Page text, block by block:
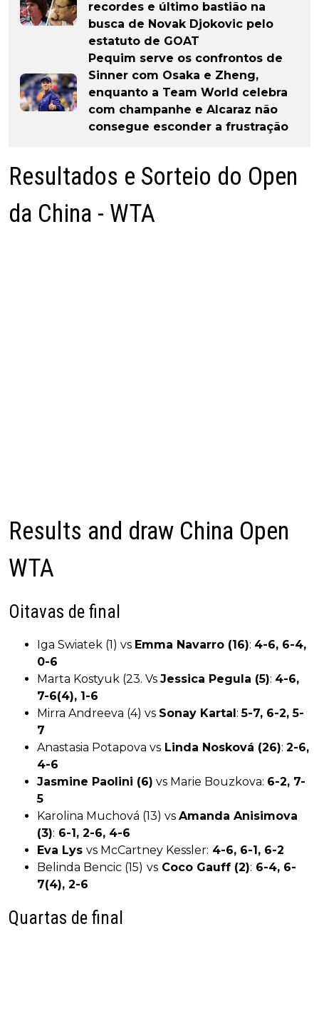
recordes e último bastião na
busca de Novak Djokovic pelo
estatuto de GOAT
Pequim serve os confrontos de
Sinner com Osaka e Zheng,
enquanto a Team World celebra
com champanhe e Alcaraz não
consegue esconder a frustração
Resultados e Sorteio do Open
da China - WTA
Results and draw China Open
WTA
Oitavas de final
Iga Swiatek (1) vs Emma Navarro (16): 4-6, 6-4,
0-6
Marta Kostyuk (23. Vs Jessica Pegula (5): 4-6,
7-6(4), 1-6
Mirra Andreeva (4) vs Sonay Kartal:5-7, 6-2, 5-
7
Anastasia Potapova vs Linda Nosková (26): 2-6,
4-6
Jasmine Paolini (6) vs Marie Bouzkova: 6-2, 7-
5
Karolina Muchová (13) vs Amanda Anisimova
(3): 6-1, 2-6, 4-6
Eva Lys vs McCartney Kessler: 4-6, 6-1, 6-2
Belinda Bencic (15) vs Coco Gauff (2): 6-4, 6-
7(4), 2-6
Quartas de final